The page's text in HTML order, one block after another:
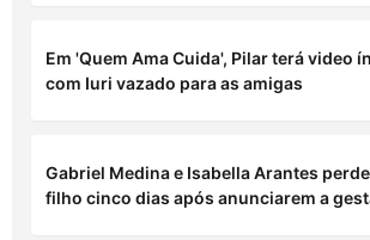
Em 'Quem Ama Cuida', Pilar terá video
com Iuri vazado para as amigas
Gabriel Medina e Isabella Arantes
filho cinco dias após anunciarem a